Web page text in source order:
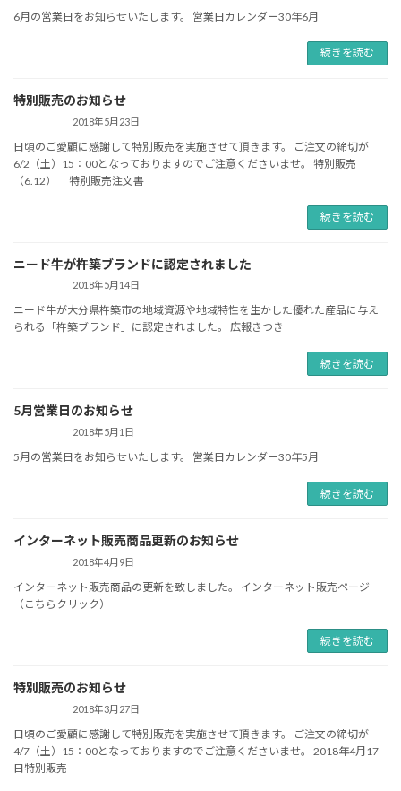
6月の営業日をお知らせいたします。 営業日カレンダー30年6月
続きを読む
特別販売のお知らせ
2018年5月23日
日頃のご愛顧に感謝して特別販売を実施させて頂きます。 ご注文の締切が
6/2（土）15：00となっておりますのでご注意くださいませ。 特別販売
（6.12） 特別販売注文書
続きを読む
ニード牛が杵築ブランドに認定されました
2018年5月14日
ニード牛が大分県杵築市の地域資源や地域特性を生かした優れた産品に与え
られる「杵築ブランド」に認定されました。 広報きつき
続きを読む
5月営業日のお知らせ
2018年5月1日
5月の営業日をお知らせいたします。 営業日カレンダー30年5月
続きを読む
インターネット販売商品更新のお知らせ
2018年4月9日
インターネット販売商品の更新を致しました。 インターネット販売ページ
（こちらクリック）
続きを読む
特別販売のお知らせ
2018年3月27日
日頃のご愛顧に感謝して特別販売を実施させて頂きます。 ご注文の締切が
4/7（土）15：00となっておりますのでご注意くださいませ。 2018年4月17
日特別販売